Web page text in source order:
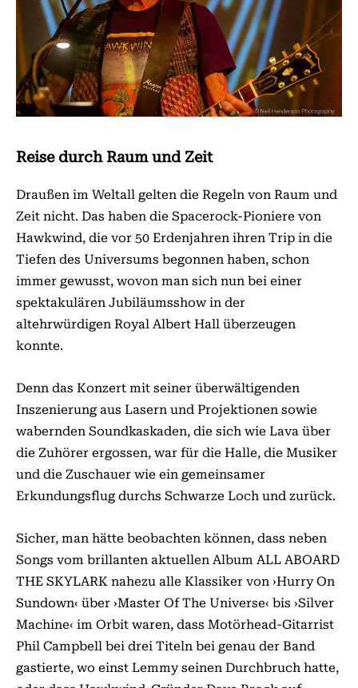
Reise durch Raum und Zeit
Draußen im Weltall gelten die Regeln von Raum und
Zeit nicht. Das haben die Spacerock-Pioniere von
Hawkwind, die vor 50 Erdenjahren ihren Trip in die
Tiefen des Universums begonnen haben, schon
immer gewusst, wovon man sich nun bei einer
spektakulären Jubiläumsshow in der
altehrwürdigen Royal Albert Hall überzeugen
konnte.
Denn das Konzert mit seiner überwältigenden
Inszenierung aus Lasern und Projektionen sowie
wabernden Soundkaskaden, die sich wie Lava über
die Zuhörer ergossen, war für die Halle, die Musiker
und die Zuschauer wie ein gemeinsamer
Erkundungsflug durchs Schwarze Loch und zurück.
Sicher, man hätte beobachten können, dass neben
Songs vom brillanten aktuellen Album ALL ABOARD
THE SKYLARK nahezu alle Klassiker von ›Hurry On
Sundown‹ über ›Master Of The Universe‹ bis ›Silver
Machine‹ im Orbit waren, dass Motörhead-Gitarrist
Phil Campbell bei drei Titeln bei genau der Band
gastierte, wo einst Lemmy seinen Durchbruch hatte,